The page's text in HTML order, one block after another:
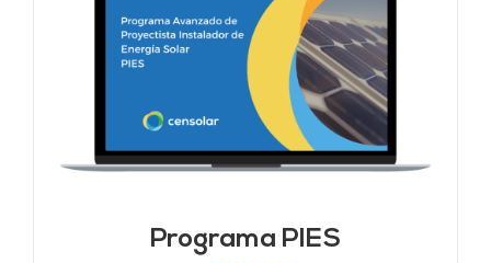
Programa PIES